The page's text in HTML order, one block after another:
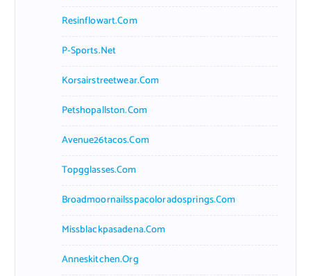
Resinflowart.com
P-Sports.net
Korsairstreetwear.com
Petshopallston.com
Avenue26tacos.com
Topgglasses.com
Broadmoornailsspacoloradosprings.com
Missblackpasadena.com
Anneskitchen.org